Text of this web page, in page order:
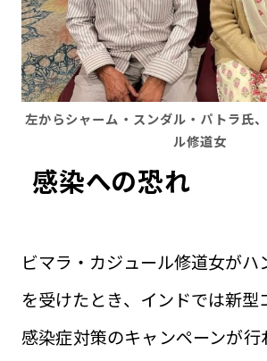
左からシャーム・スンダル・パトラ氏
ル修道女
感染への恐れ
ビマラ・カジュール修道女が
を受けたとき、インドでは新型
感染症対策のキャンペーンが行